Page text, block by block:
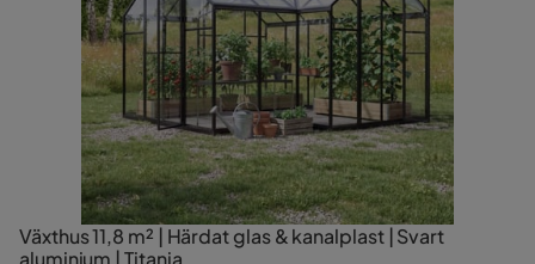
Växthus 11,8 m² | Härdat glas & kanalplast | Svart
aluminium | Titania